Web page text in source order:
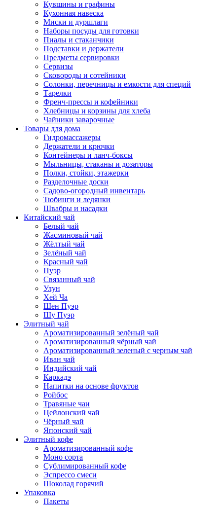
Кувшины и графины
Кухонная навеска
Миски и дуршлаги
Наборы посуды для готовки
Пиалы и стаканчики
Подставки и держатели
Предметы сервировки
Сервизы
Сковороды и сотейники
Солонки, перечницы и емкости для специй
Тарелки
Френч-прессы и кофейники
Хлебницы и корзины для хлеба
Чайники заварочные
Товары для дома
Гидромассажеры
Держатели и крючки
Контейнеры и ланч-боксы
Мыльницы, стаканы и дозаторы
Полки, стойки, этажерки
Разделочные доски
Садово-огородный инвентарь
Тюбинги и ледянки
Швабры и насадки
Китайский чай
Белый чай
Жасминовый чай
Жёлтый чай
Зелёный чай
Красный чай
Пуэр
Связанный чай
Улун
Хей Ча
Шен Пуэр
Шу Пуэр
Элитный чай
Ароматизированный зелёный чай
Ароматизированный чёрный чай
Ароматизированный зеленый с черным чай
Иван чай
Индийский чай
Каркадэ
Напитки на основе фруктов
Ройбос
Травяные чаи
Цейлонский чай
Чёрный чай
Японский чай
Элитный кофе
Ароматизированный кофе
Моно сорта
Сублимированный кофе
Эспрессо смеси
Шоколад горячий
Упаковка
Пакеты